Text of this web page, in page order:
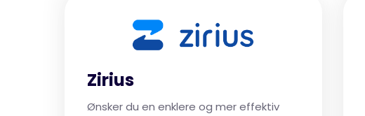
Zirius
Ønsker du en enklere og mer effektiv